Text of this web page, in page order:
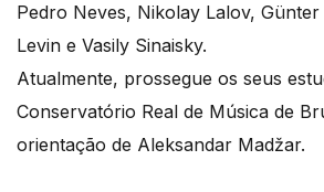
Pedro Neves, Nikolay Lalov,
Levin e Vasily Sinaisky.
Atualmente, prossegue os seus
Conservatório Real de Música de
orientação de Aleksandar Madžar.